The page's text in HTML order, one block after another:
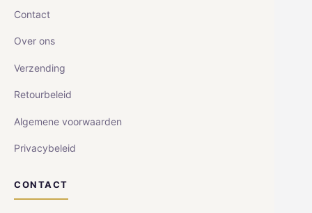
Contact
Over ons
Verzending
Retourbeleid
Algemene voorwaarden
Privacybeleid
CONTACT